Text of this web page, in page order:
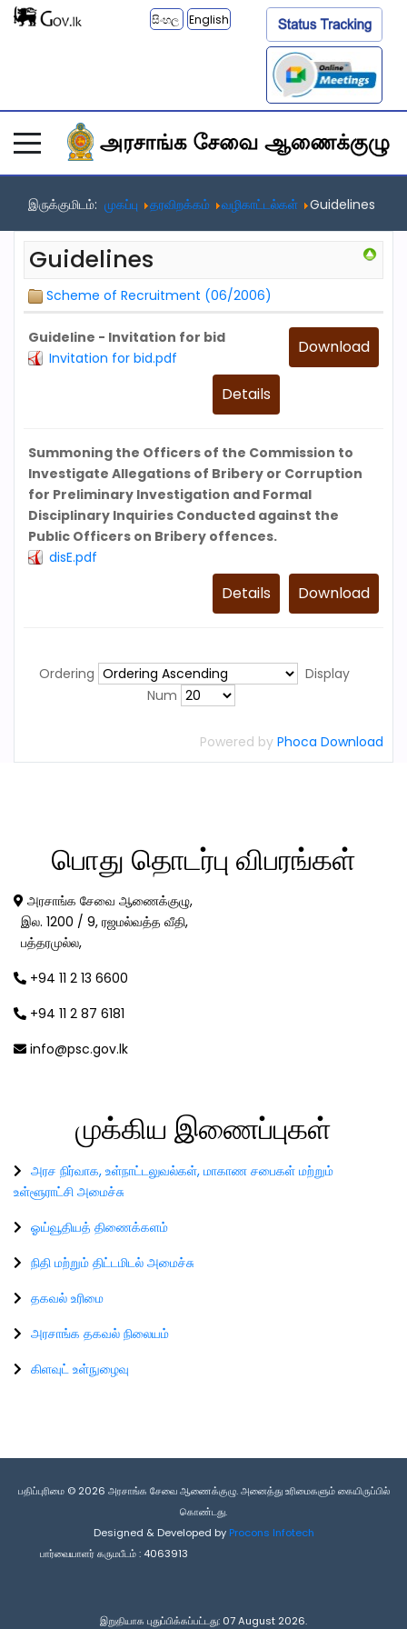
සිංහල English
இருக்குமிடம்: முகப்பு தரவிறக்கம் வழிகாட்டல்கள் Guidelines
Guidelines
Scheme of Recruitment (06/2006)
Guideline - Invitation for bid
Invitation for bid.pdf
Download
Details
Summoning the Officers of the Commission to
Investigate Allegations of Bribery or Corruption
for Preliminary Investigation and Formal
Disciplinary Inquiries Conducted against the
Public Officers on Bribery offences.
disE.pdf
Download
Details
Ordering
Display
Num
Powered by Phoca Download
பொது தொடர்பு விபரங்கள்
அரசாங்க சேவை ஆணைக்குழு,
இல. 1200 / 9, ரஜமல்வத்த வீதி,
பத்தரமுல்ல,
+94 11 2 13 6600
+94 11 2 87 6181
info@psc.gov.lk
முக்கிய இணைப்புகள்
அரச நிர்வாக, உள்நாட்டலுவல்கள், மாகாண சபைகள் மற்றும்
உள்ளூராட்சி அமைச்சு
ஓய்வூதியத் திணைக்களம்
நிதி மற்றும் திட்டமிடல் அமைச்சு
தகவல் உரிமை
அரசாங்க தகவல் நிலையம்
கிளவுட் உள்நுழைவு
பதிப்புரிமை © 2026 அரசாங்க சேவை ஆணைக்குழு. அனைத்து உரிமைகளும் கையிருப்பில்
கொண்டது.
Designed & Developed by Procons Infotech
பார்வையாளர் கருமபீடம் : 4063913
இறுதியாக புதுப்பிக்கப்பட்டது: 07 August 2026.